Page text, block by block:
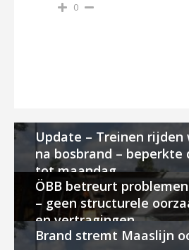
0
Update – Treinen rijden
na bosbrand –
tot maandag
ÖBB betreurt
– geen structurele
en vertragingen
Brand stremt Maaslijn